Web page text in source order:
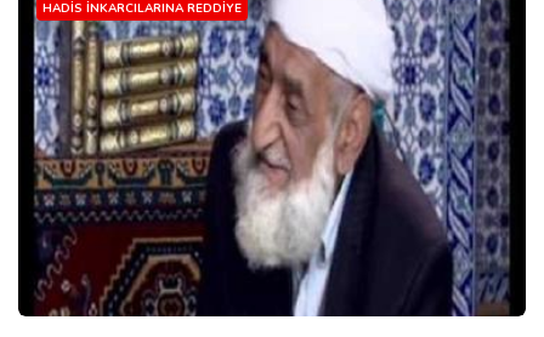
HADIS İNKARCILARINA REDDIYE